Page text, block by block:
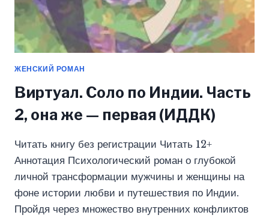
ЖЕНСКИЙ РОМАН
Виртуал. Соло по Индии. Часть
2, она же — первая (ИДДК)
Читать книгу без регистрации Читать 12+
Аннотация Психологический роман о глубокой
личной трансформации мужчины и женщины на
фоне истории любви и путешествия по Индии.
Пройдя через множество внутренних конфликтов